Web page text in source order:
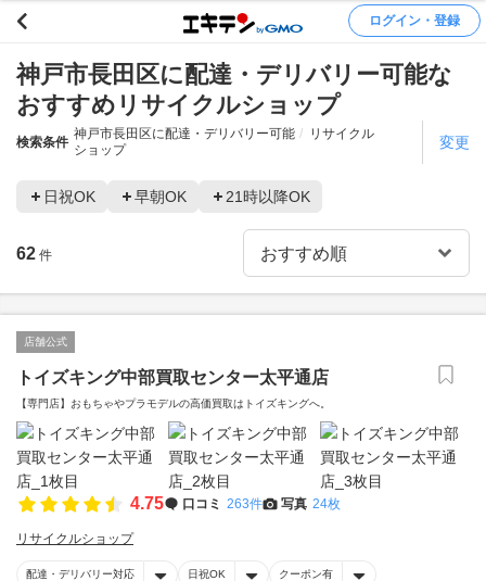
ログイン・登録
神戸市長田区に配達・デリバリー可能な
おすすめリサイクルショップ
検索条件
神戸市長田区に配達・デリバリー可能
リサイクル
ショップ
変更
日祝OK 早朝OK 21時以降OK
62 件
店舗公式
トイズキング中部買取センター太平通店
【専門店】おもちゃやプラモデルの高価買取はトイズキングへ。‎
4.75 口コミ 263件 写真 24枚
リサイクルショップ
配達・デリバリー対応 日祝OK クーポン有